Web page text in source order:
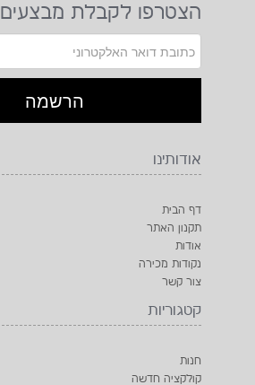
הצטרפו לקבלת מבצעים
אודותינו
דף הבית
תקנון האתר
אודות
נקודות מכירה
צור קשר
קטגוריות
חנות
קולקציה חדשה